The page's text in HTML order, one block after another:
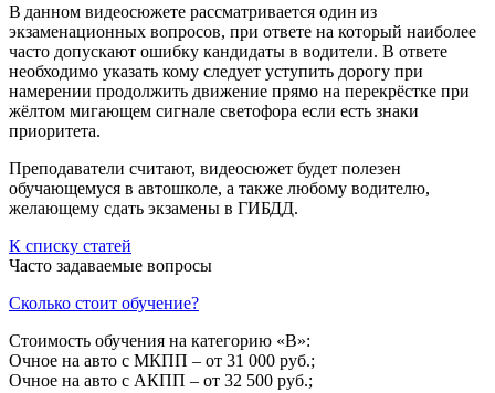
В данном видеосюжете рассматривается один из
экзаменационных вопросов, при ответе на который наиболее
часто допускают ошибку кандидаты в водители. В ответе
необходимо указать кому следует уступить дорогу при
намерении продолжить движение прямо на перекрёстке при
жёлтом мигающем сигнале светофора если есть знаки
приоритета.
Преподаватели считают, видеосюжет будет полезен
обучающемуся в автошколе, а также любому водителю,
желающему сдать экзамены в ГИБДД.
К списку статей
Часто задаваемые вопросы
Сколько стоит обучение?
Стоимость обучения на категорию «B»:
Очное на авто с МКПП – от 31 000 руб.;
Очное на авто с АКПП – от 32 500 руб.;